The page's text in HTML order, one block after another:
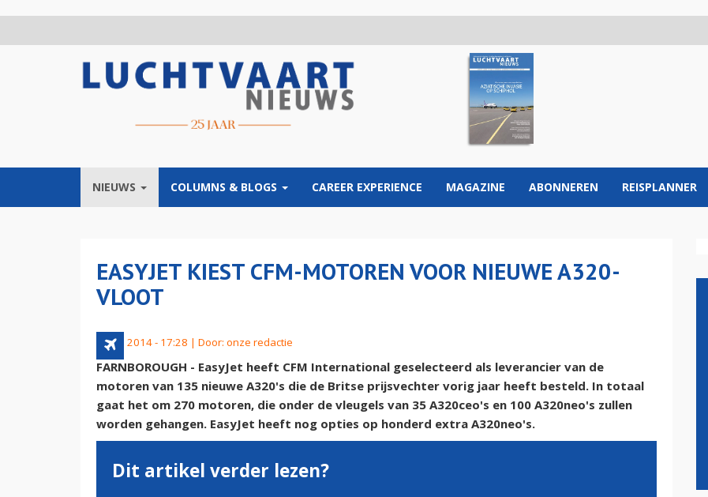
NIEUWS COLUMNS & BLOGS CAREER EXPERIENCE MAGAZINE ABONNEREN REISPLANNER
EASYJET KIEST CFM-MOTOREN VOOR NIEUWE A320-
VLOOT
14 juli 2014 - 17:28 | Door: onze redactie
FARNBOROUGH - EasyJet heeft CFM International geselecteerd als leverancier van de
motoren van 135 nieuwe A320's die de Britse prijsvechter vorig jaar heeft besteld. In totaal
gaat het om 270 motoren, die onder de vleugels van 35 A320ceo's en 100 A320neo's zullen
worden gehangen. EasyJet heeft nog opties op honderd extra A320neo's.
Dit artikel verder lezen?